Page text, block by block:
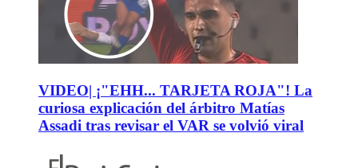
VIDEO| ¡"EHH... TARJETA ROJA"! La
curiosa explicación del árbitro Matías
Assadi tras revisar el VAR se volvió viral